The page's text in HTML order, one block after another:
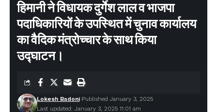
हिमानी ने विधायक दुर्गेश लाल व भाजपा
पदाधिकारियों के उपस्थित में चुनाव कार्यालय
का वैदिक मंत्रोच्चार के साथ किया
उद्घाटन।
Last updated: January 3, 2025 11:01 am
Lokesh Badoni Published January 3, 2025